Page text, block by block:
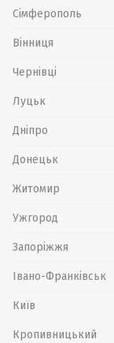
Сімферополь
Вінниця
Чернівці
Луцьк
Дніпро
Донецьк
Житомир
Ужгород
Запоріжжя
Івано-Франківськ
Київ
Кропивницький